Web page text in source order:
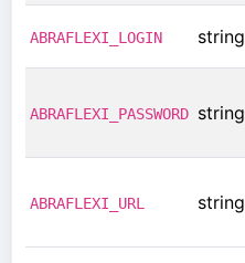
ABRAFLEXI_LOGIN string
ABRAFLEXI_PASSWORD string
ABRAFLEXI_URL string